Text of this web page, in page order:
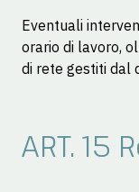
Eventuali
orario di lavoro,
di rete gestiti dal
ART. 15